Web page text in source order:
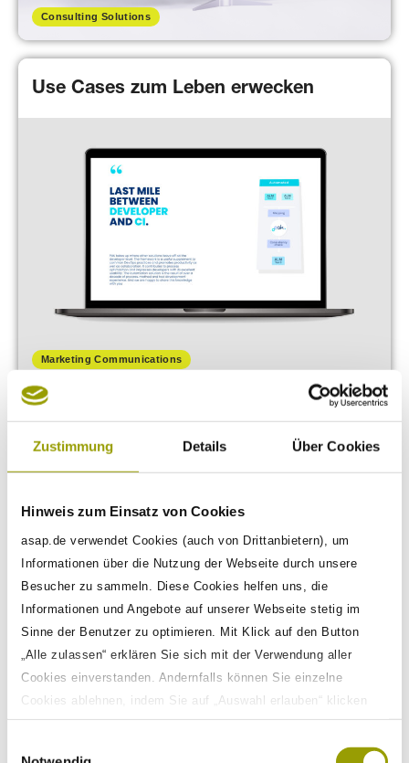
Zustimmung Details Über Cookies
Hinweis zum Einsatz von Cookies
asap.de verwendet Cookies (auch von Drittanbietern), um
Informationen über die Nutzung der Webseite durch unsere
Besucher zu sammeln. Diese Cookies helfen uns, die
Informationen und Angebote auf unserer Webseite stetig im
Sinne der Benutzer zu optimieren. Mit Klick auf den Button
„Alle zulassen“ erklären Sie sich mit der Verwendung aller
Cookies einverstanden. Andernfalls können Sie einzelne
Cookies ablehnen, indem Sie auf „Auswahl erlauben“ klicken
sowie diese Einstellungen jederzeit aufrufen und Cookies auch
nachträglich jederzeit abwählen. Weitere Informationen zu den
Consulting Solutions
Marketing Communications
Use Cases zum Leben erwecken
Geschicklichkeit